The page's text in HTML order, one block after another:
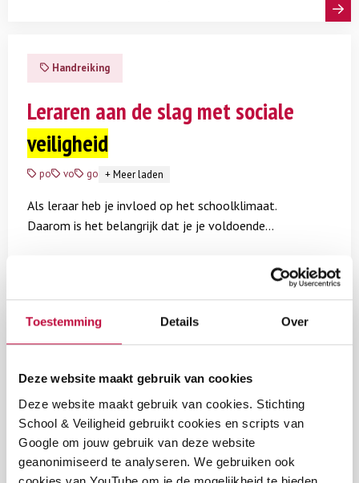
Toestemming Details Over
Deze website maakt gebruik van cookies
Deze website maakt gebruik van cookies. Stichting
School & Veiligheid gebruikt cookies en scripts van
Google om jouw gebruik van deze website
geanonimiseerd te analyseren. We gebruiken ook
gelijke kansen van leerlingen en studenten.
Handreiking
Leraren aan de slag met sociale
veiligheid
po vo go +Meer laden
Als leraar heb je invloed op het schoolklimaat.
Daarom is het belangrijk dat je je voldoende
sociale veiligheid op school. In deze handreiking geven
Lees meer
Schoolleiders aan de slag met
socialeveiligheid
po vo go + Meer laden
Als schoolleider ben je de spil in het creëren én